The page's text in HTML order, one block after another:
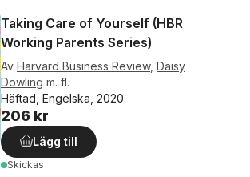
Taking Care of Yourself (HBR
Working Parents Series)
Av Harvard Business Review, Daisy
Dowling m. fl.
Häftad, Engelska, 2020
206 kr
Lägg till
Skickas